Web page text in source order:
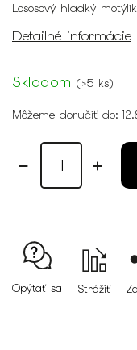
Lososový hladký
Detailné informácie
Skladom (>5 ks)
Môžeme doručiť do:
Opýtať sa Strážiť